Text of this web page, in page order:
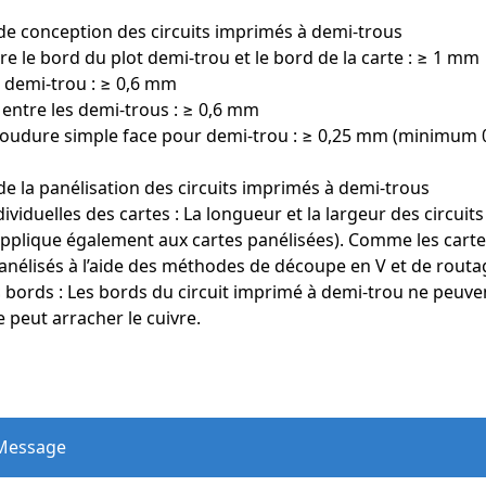
conception des circuits imprimés à demi-trous
le bord du plot demi-trou et le bord de la carte : ≥ 1 mm
trou : ≥ 0,6 mm
entre les demi-trous : ≥ 0,6 mm
simple face pour demi-trou : ≥ 0,25 mm (minimum
la panélisation des circuits imprimés à demi-trous
des cartes : La longueur et la largeur des
également aux cartes panélisées). Comme les
à l’aide des méthodes de découpe en V et de
: Les bords du circuit imprimé à demi-trou ne
peut arracher le cuivre.
à demi-trous comportent des rangées de trous percés le
ce qui donne un aspect semi-cuivré sur le pourtour. Cette
modulaires, des demi-trous sont généralement intégrés
variées des modules, les demi-trous sont généralement
découpée, ne laissant visibles que les demi-trous métallisés.
conception facilite le soudage et répond aux besoins des
de circuits imprimés à demi-trous
aux courts-circuits. Lors du fraisage, des problèmes
généralement dus à une vitesse de fraisage
de cuivre excessive entraînant une découpe incomplète.